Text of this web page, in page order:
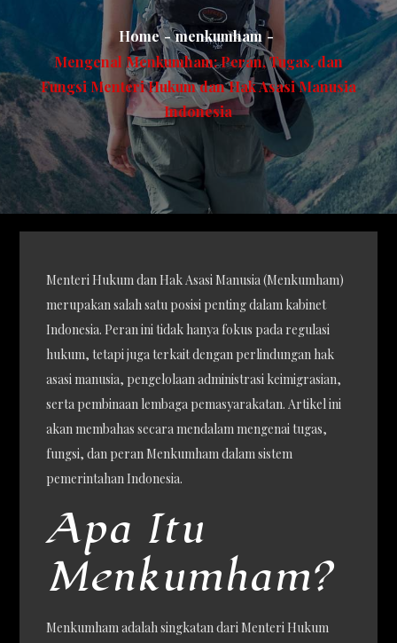
Home
menkumham
Mengenal Menkumham: Peran, Tugas, dan
Fungsi Menteri Hukum dan Hak Asasi Manusia
Indonesia
Menteri Hukum dan Hak Asasi Manusia (Menkumham)
merupakan salah satu posisi penting dalam kabinet
Indonesia. Peran ini tidak hanya fokus pada regulasi
hukum, tetapi juga terkait dengan perlindungan hak
asasi manusia, pengelolaan administrasi keimigrasian,
serta pembinaan lembaga pemasyarakatan. Artikel ini
akan membahas secara mendalam mengenai tugas,
fungsi, dan peran Menkumham dalam sistem
pemerintahan Indonesia.
Apa Itu
Menkumham?
Menkumham adalah singkatan dari Menteri Hukum